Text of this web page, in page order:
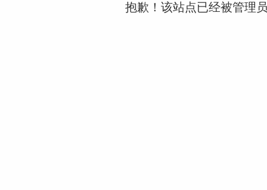
抱歉！该站点已经被管理